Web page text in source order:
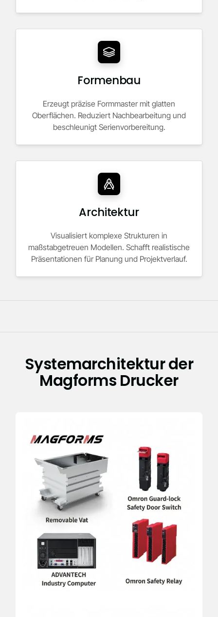
Formenbau
Erzeugt präzise Formmaster mit glatten
Oberflächen. Reduziert Nachbearbeitung und
beschleunigt Serienvorbereitung.
Architektur
Visualisiert komplexe Strukturen in
maßstabgetreuen Modellen. Schafft realistische
Präsentationen für Planung und Projektverlauf.
Systemarchitektur der
Magforms Drucker